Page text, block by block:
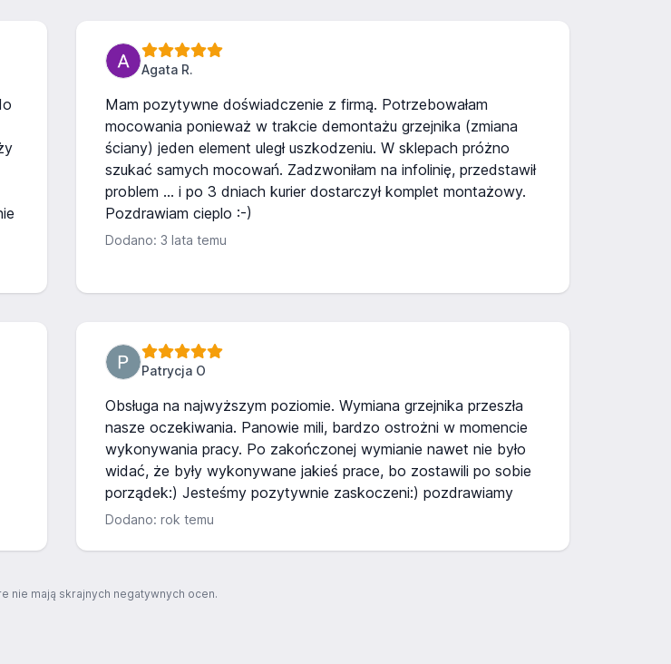
Agata R.
Mam pozytywne doświadczenie z firmą. Potrzebowałam
mocowania ponieważ w trakcie demontażu grzejnika (zmiana
ściany) jeden element uległ uszkodzeniu. W sklepach próżno
szukać samych mocowań. Zadzwoniłam na infolinię, przedstawił
problem ... i po 3 dniach kurier dostarczył komplet montażowy.
Pozdrawiam cieplo :-)
Dodano: 3 lata temu
Patrycja O
Obsługa na najwyższym poziomie. Wymiana grzejnika przeszła
nasze oczekiwania. Panowie mili, bardzo ostrożni w momencie
wykonywania pracy. Po zakończonej wymianie nawet nie było
widać, że były wykonywane jakieś prace, bo zostawili po sobie
porządek:) Jesteśmy pozytywnie zaskoczeni:) pozdrawiamy
Dodano: rok temu
nie mają skrajnych negatywnych ocen.